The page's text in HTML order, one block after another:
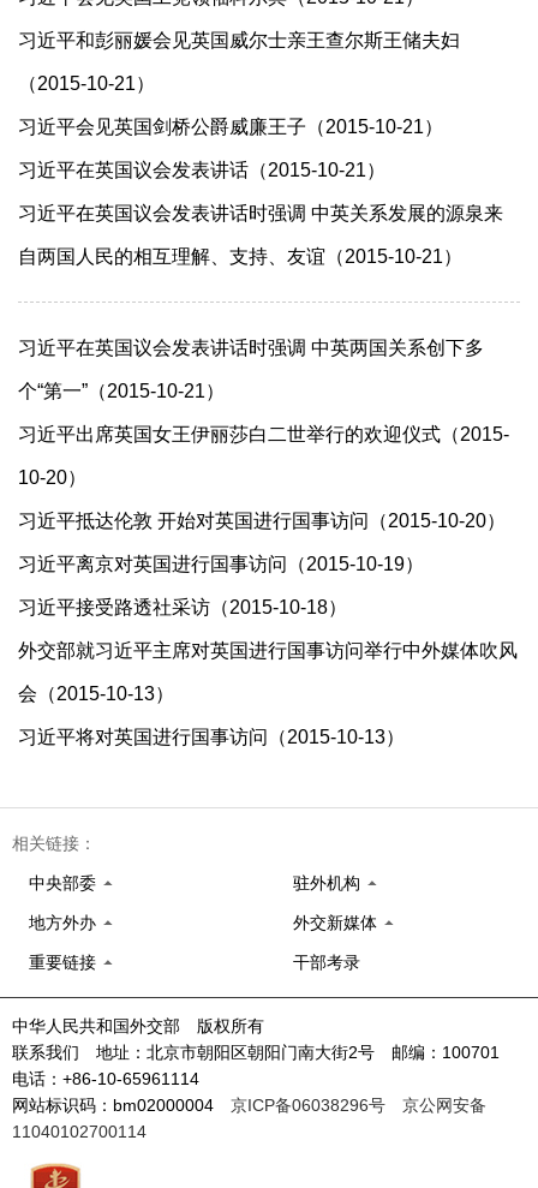
习近平和彭丽媛会见英国威尔士亲王查尔斯王储夫妇
（2015-10-21）
习近平会见英国剑桥公爵威廉王子（2015-10-21）
习近平在英国议会发表讲话（2015-10-21）
习近平在英国议会发表讲话时强调 中英关系发展的源泉来
自两国人民的相互理解、支持、友谊（2015-10-21）
习近平在英国议会发表讲话时强调 中英两国关系创下多
个“第一”（2015-10-21）
习近平出席英国女王伊丽莎白二世举行的欢迎仪式（2015-
10-20）
习近平抵达伦敦 开始对英国进行国事访问（2015-10-20）
习近平离京对英国进行国事访问（2015-10-19）
习近平接受路透社采访（2015-10-18）
外交部就习近平主席对英国进行国事访问举行中外媒体吹风
会（2015-10-13）
习近平将对英国进行国事访问（2015-10-13）
相关链接：
中央部委 驻外机构
地方外办 外交新媒体
重要链接 干部考录
中华人民共和国外交部 版权所有
联系我们 地址：北京市朝阳区朝阳门南大街2号 邮编：100701
电话：+86-10-65961114
网站标识码：bm02000004 京ICP备06038296号
京公网安备
11040102700114